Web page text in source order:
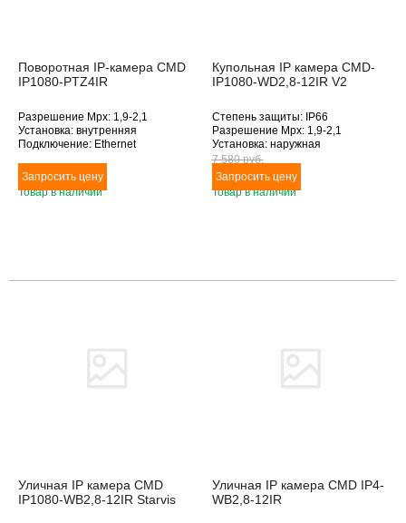
Поворотная IP-камера CMD
IP1080-PTZ4IR
Разрешение Mpx: 1,9-2,1
Установка: внутренняя
Подключение: Ethernet
поворотная, инфракрасная
подсветка, оптическое
увеличение
Товар в наличии
Купольная IP камера CMD-
IP1080-WD2,8-12IR V2
Степень защиты: IP66
Разрешение Mpx: 1,9-2,1
Установка: наружная
Подключение: Ethernet
Дополнительное оснащение:
инфракрасная подсветка
Объектив (фокусное расстояние,
7 580 pуб.
Товар в наличии
Уличная IP камера CMD
IP1080-WB2,8-12IR Starvis
Уличная IP камера CMD IP4-
WB2,8-12IR